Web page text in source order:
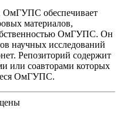
ОмГУПС обеспечивает
материалов,
ОмГУПС. Он
научных исследований
Репозиторий содержит
или соавторами которых
ОмГУПС.